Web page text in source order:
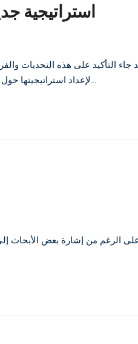
استراتيجية
جاء التأكيد على هذه التحديات
لإعداد استراتيجيتها حول المناطق الحضرية [انظرْ المربع النصي]. وركزت دراسة الحالات تلك على مدينتي نيروبي وإلدوريت في كينيا…
الرغم من إشارة بعض الأبحاث